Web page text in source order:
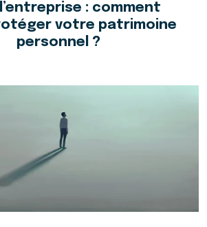
: comment
votre patrimoine
personnel ?